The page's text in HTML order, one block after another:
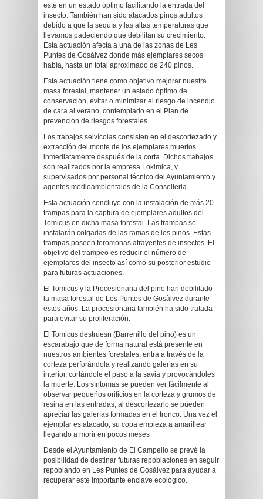
esté en un estado óptimo facilitando la entrada del
insecto. También han sido atacados pinos adultos
debido a que la sequía y las altas temperaturas que
llevamos padeciendo que debilitan su crecimiento.
Esta actuación afecta a una de las zonas de Les
Puntes de Gosàlvez donde más ejemplares secos
había, hasta un total aproximado de 240 pinos.
Esta actuación tiene como objetivo mejorar nuestra
masa forestal, mantener un estado óptimo de
conservación, evitar o minimizar el riesgo de incendio
de cara al verano, contemplado en el Plan de
prevención de riesgos forestales.
Los trabajos selvícolas consisten en el descortezado y
extracción del monte de los ejemplares muertos
inmediatamente después de la corta. Dichos trabajos
son realizados por la empresa Lokimica, y
supervisados por personal técnico del Ayuntamiento y
agentes medioambientales de la Conselleria.
Esta actuación concluye con la instalación de más 20
trampas para la captura de ejemplares adultos del
Tomicus en dicha masa forestal. Las trampas se
instalarán colgadas de las ramas de los pinos. Estas
trampas poseen feromonas atrayentes de insectos. El
objetivo del trampeo es reducir el número de
ejemplares del insecto así como su posterior estudio
para futuras actuaciones.
El Tomicus y la Procesionaria del pino han debilitado
la masa forestal de Les Puntes de Gosàlvez durante
estos años. La procesionaria también ha sido tratada
para evitar su proliferación.
El Tomicus destruesn (Barrenillo del pino) es un
escarabajo que de forma natural está presente en
nuestros ambientes forestales, entra a través de la
corteza perforándola y realizando galerías en su
interior, cortándole el paso a la savia y provocándoles
la muerte. Los síntomas se pueden ver fácilmente al
observar pequeños orificios en la corteza y grumos de
resina en las entradas, al descortezarlo se pueden
apreciar las galerías formadas en el tronco. Una vez el
ejemplar es atacado, su copa empieza a amarillear
llegando a morir en pocos meses
Desde el Ayuntamiento de El Campello se prevé la
posibilidad de destinar futuras repoblaciones en seguir
repoblando en Les Puntes de Gosàlvez para ayudar a
recuperar este importante enclave ecológico.